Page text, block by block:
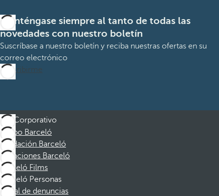
Manténgase siempre al tanto de todas las
novedades con nuestro boletín
Suscríbase a nuestro boletín y reciba nuestras ofertas en su
correo electrónico
Suscribirme
Corporativo
Grupo Barceló
Fundación Barceló
Vacaciones Barceló
Barceló Films
Barceló Personas
Canal de denuncias